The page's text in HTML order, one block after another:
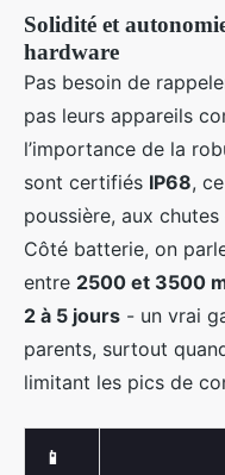
Solidité et
hardware
Pas besoin de
pas leurs appareils
l’importance de la
sont certifiés IP68,
poussière, aux chutes
Côté batterie, on
entre 2500 et 3500
2 à 5 jours - un vrai
parents, surtout
limitant les pics de
📱